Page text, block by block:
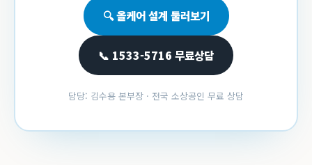
🔍 올케어 설계 둘러보기
📞 1533-5716 무료상담
담당: 김수용 본부장 · 전국 소상공인 무료 상담